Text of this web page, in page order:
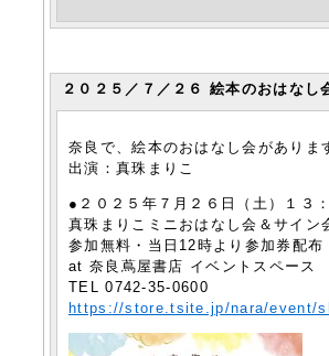
２０２５／７／２６ 絵本のおはなし
奈良で、絵本のおはなし会がありま
出演：真珠まりこ
●２０２５年７月２６日（土）１３
真珠まりこミニおはなし会＆サイン
参加無料・当日12時より参加券配布
at 奈良蔦屋書店 イベントスペース
TEL 0742-35-0600
https://store.tsite.jp/nara/event/